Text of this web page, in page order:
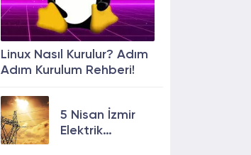
Linux Nasıl Kurulur? Adım
Adım Kurulum Rehberi!
5 Nisan İzmir
Elektrik